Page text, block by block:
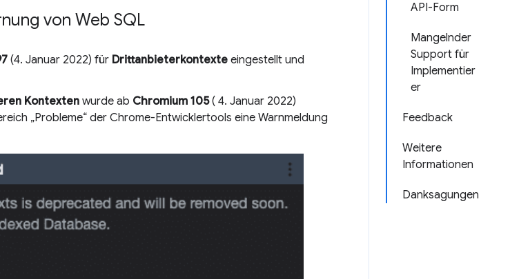
API-Form
Mangelnder
Support für
Implementier
er
Feedback
Weitere
Informationen
Danksagungen
von Web SQL
(4. Januar 2022) für Drittanbieterkontexte eingestellt und
Kontextenwurde ab Chromium 105( 4. Januar 2022)
„Probleme“ der Chrome-Entwicklertools eine Warnmeldung